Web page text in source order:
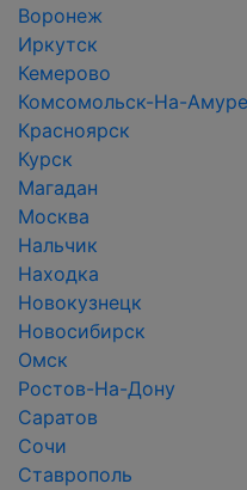
Воронеж
Иркутск
Кемерово
Комсомольск-На-Амуре
Красноярск
Курск
Магадан
Москва
Нальчик
Находка
Новокузнецк
Новосибирск
Омск
Ростов-На-Дону
Саратов
Сочи
Ставрополь